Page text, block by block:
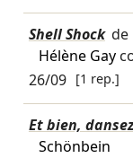
Shell Shock de
Hélène Gay
26/09 [1 rep.]
Et bien,
Schönbein